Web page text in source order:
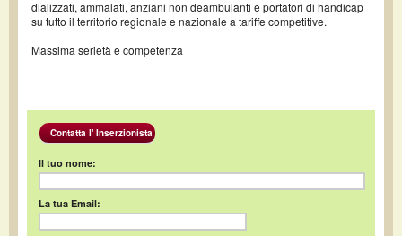
dializzati, ammalati, anziani non deambulanti e portatori di handicap
su tutto il territorio regionale e nazionale a tariffe competitive.
Massima serietà e competenza
Contatta l' Inserzionista
Il tuo nome:
La tua Email: